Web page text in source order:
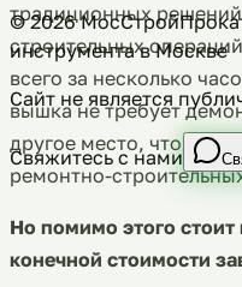
традиционных
строительных
всего за несколько
вышка не требует
другое место, что
ремонтно-
Но помимо этого стоит
конечной стоимости
©2026
инструмента в Москве
Сайт не является
Свяжитесь с нами